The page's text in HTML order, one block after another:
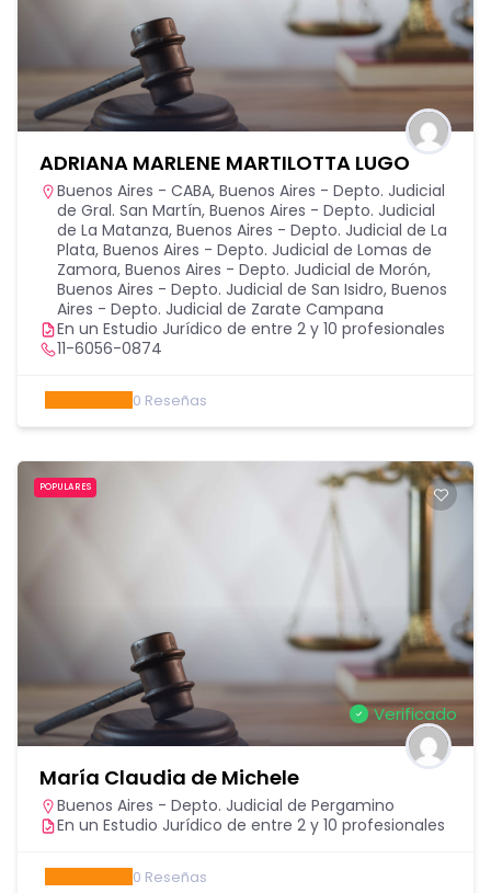
ADRIANA MARLENE MARTILOTTA LUGO
Buenos Aires - CABA, Buenos Aires - Depto. Judicial
de Gral. San Martín, Buenos Aires - Depto. Judicial
de La Matanza, Buenos Aires - Depto. Judicial de La
Plata, Buenos Aires - Depto. Judicial de Lomas de
Zamora, Buenos Aires - Depto. Judicial de Morón,
Buenos Aires - Depto. Judicial de San Isidro, Buenos
Aires - Depto. Judicial de Zarate Campana
En un Estudio Jurídico de entre 2 y 10 profesionales
11-6056-0874
0 Reseñas
POPULARES
Verificado
María Claudia de Michele
Buenos Aires - Depto. Judicial de Pergamino
En un Estudio Jurídico de entre 2 y 10 profesionales
0 Reseñas